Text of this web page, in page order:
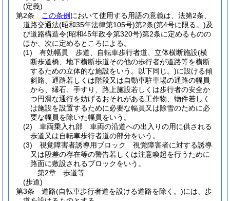
(定義)
第2条
この条例 において使用する用語の意義は、法第2条、
道路交通法(昭和35年法律第105号)第2条(第4号に限る。)及
び道路構造令(昭和45年政令第320号)第2条に定めるものの
ほか、次に定めるところによる。
(1)
有効幅員 歩道、自転車歩行者道、立体横断施設(横
断歩道橋、地下横断歩道その他の歩行者が道路等を横断
するための立体的な施設をいう。以下同じ。)に設ける傾
斜路、通路若しくは階段又は自動車駐車場の通路の幅員
から、縁石、手すり、路上施設若しくは歩行者の安全か
つ円滑な通行を妨げるおそれがある工作物、物件若しく
は施設を設置するために必要な幅員又は除雪のために必
要な幅員を除いた幅員をいう。
(2)
車両乗入れ部 車両の沿道への出入りの用に供される
歩道又は自転車歩行者道の部分をいう。
(3)
視覚障害者誘導用ブロック 視覚障害者に対する誘導
又は段差の存在等の警告若しくは注意喚起を行うために
路面に敷設されるブロックをいう。
第2章
歩道等
(歩道)
第3条
道路(自転車歩行者道を設ける道路を除く。)には、歩